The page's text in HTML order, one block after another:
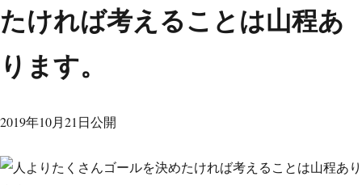
たければ考えることは山程あ
ります。
2019年10月21日公開